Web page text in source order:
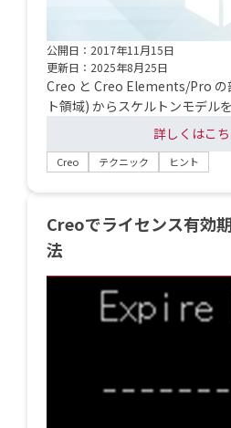
公開日：2017年11月15日
更新日：2025年8月25日
Creo と Creo Elements/Pro の
ト領域) からスケルトンモデル
詳しくはこ
Creo テクニック ヒント
Creoでライセンス有効
法